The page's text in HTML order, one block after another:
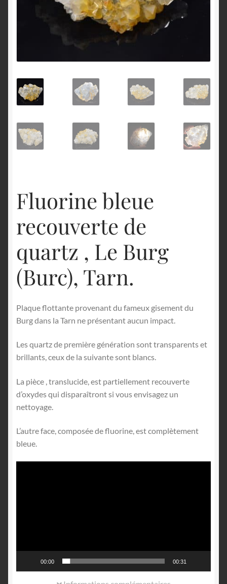
Fluorine bleue
recouverte de
quartz , Le Burg
(Burc), Tarn.
Plaque flottante provenant du fameux gisement du
Burg dans la Tarn ne présentant aucun impact.
Les quartz de première génération sont transparents et
brillants, ceux de la suivante sont blancs.
La pièce , translucide, est partiellement recouverte
d’oxydes qui disparaîtront si vous envisagez un
nettoyage.
L’autre face, composée de fluorine, est complètement
bleue.
00:00 00:31